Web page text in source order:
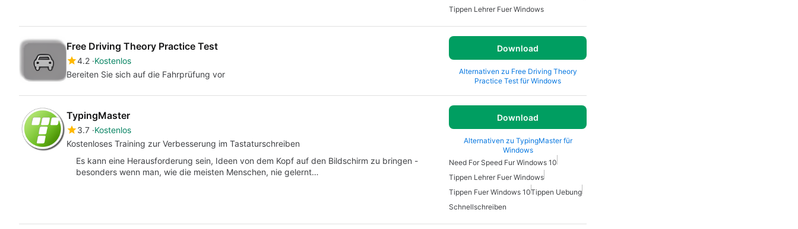
Tippen Lehrer Fuer Windows
Free Driving Theory Practice Test
4.2 Kostenlos
Bereiten Sie sich auf die Fahrprüfung vor
Download
Alternativen zu Free Driving Theory
Practice Test für Windows
TypingMaster
3.7 Kostenlos
Kostenloses Training zur Verbesserung im Tastaturschreiben
Download
Alternativen zu TypingMaster für
Windows
Es kann eine Herausforderung sein, Ideen von dem Kopf auf den Bildschirm zu bringen -
besonders wenn man, wie die meisten Menschen, nie gelernt…
Need For Speed Fur Windows 10
Tippen Lehrer Fuer Windows
Tippen Fuer Windows 10Tippen Uebung
Schnellschreiben